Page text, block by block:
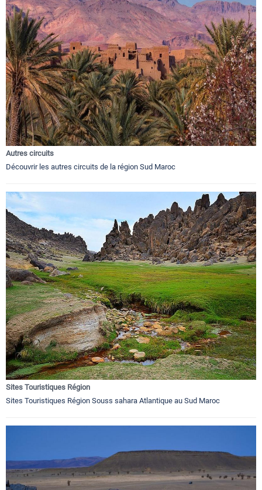
Autres circuits
Découvrir les autres circuits de la région Sud Maroc
Sites Touristiques Région
Sites Touristiques Région Souss sahara Atlantique au Sud Maroc